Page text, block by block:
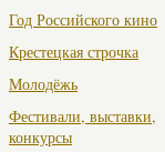
Год Российского кино
Крестецкая строчка
Молодёжь
Фестивали, выставки,
конкурсы